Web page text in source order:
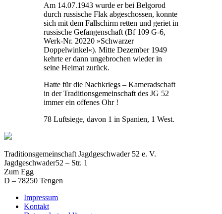
Am 14.07.1943 wurde er bei Belgorod
durch russische Flak abgeschossen, konnte
sich mit dem Fallschirm retten und geriet in
russische Gefangenschaft (Bf 109 G-6,
Werk-Nr. 20220 »Schwarzer
Doppelwinkel«). Mitte Dezember 1949
kehrte er dann ungebrochen wieder in
seine Heimat zurück.
Hatte für die Nachkriegs – Kameradschaft
in der Traditionsgemeinschaft des JG 52
immer ein offenes Ohr !
78 Luftsiege, davon 1 in Spanien, 1 West.
Traditionsgemeinschaft Jagdgeschwader 52 e. V.
Jagdgeschwader52 – Str. 1
Zum Egg
D – 78250 Tengen
Impressum
Kontakt